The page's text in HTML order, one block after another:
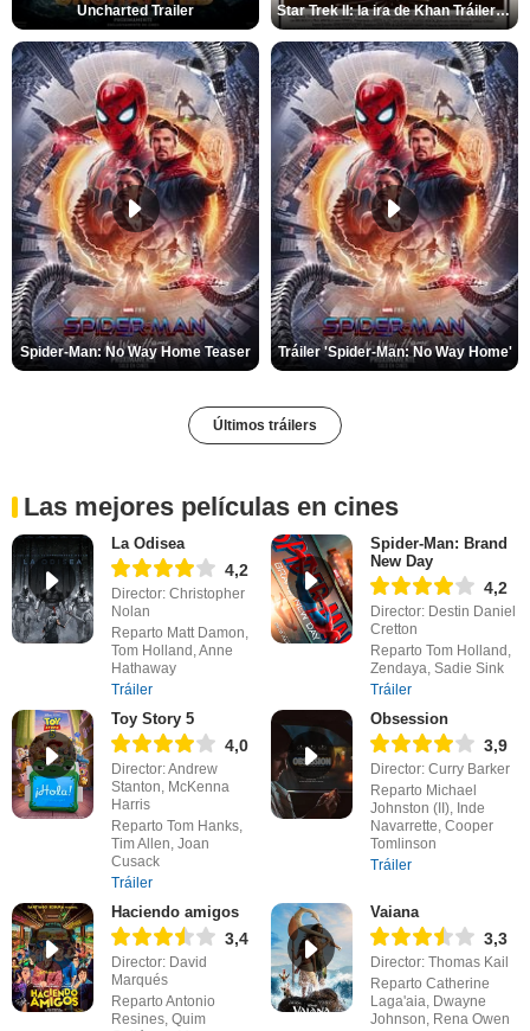
Uncharted Trailer Star Trek II: la ira de Khan Tráiler VO
Spider-Man: No Way Home Teaser Tráiler 'Spider-Man: No Way Home'
Últimos tráilers
Las mejores películas en cines
La Odisea
4,2
Director: Christopher
Nolan
Reparto Matt Damon,
Tom Holland, Anne
Hathaway
Tráiler
Spider-Man: Brand
New Day
4,2
Director: Destin Daniel
Cretton
Reparto Tom Holland,
Zendaya, Sadie Sink
Tráiler
Toy Story 5
4,0
Director: Andrew
Stanton, McKenna
Harris
Reparto Tom Hanks,
Tim Allen, Joan
Cusack
Tráiler
Obsession
3,9
Director: Curry Barker
Reparto Michael
Johnston (II), Inde
Navarrette, Cooper
Tomlinson
Tráiler
Haciendo amigos
3,4
Director: David
Marqués
Reparto Antonio
Resines, Quim
Vaiana
3,3
Director: Thomas Kail
Reparto Catherine
Laga'aia, Dwayne
Johnson, Rena Owen